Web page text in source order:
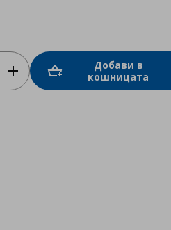
Добави в
кошницата